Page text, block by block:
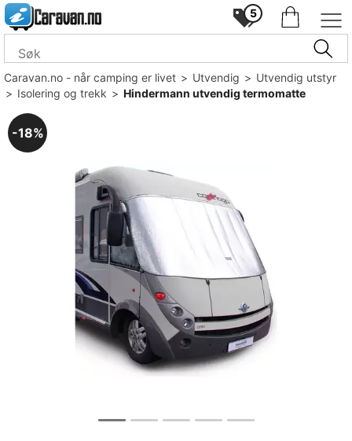
5
Caravan.no - når camping er livet>Utvendig>Utvendig utstyr
>Isolering og trekk>Hindermann utvendig termomatte
18%